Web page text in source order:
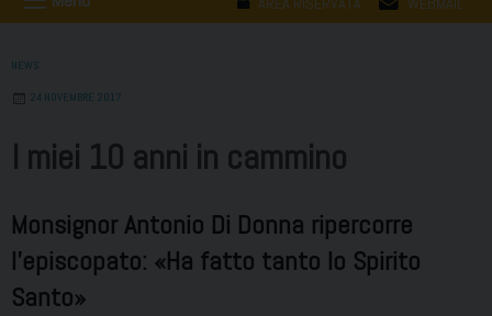
NEWS
24 NOVEMBRE 2017
I miei 10 anni in cammino
Monsignor Antonio Di Donna ripercorre
l’episcopato: «Ha fatto tanto lo Spirito
Santo»